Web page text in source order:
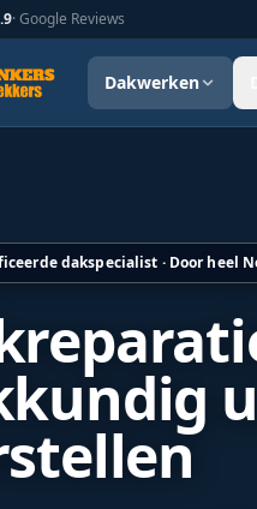
· Google Reviews
Dakwerken
dakspecialist · Door heel